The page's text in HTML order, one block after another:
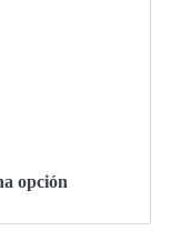
opción